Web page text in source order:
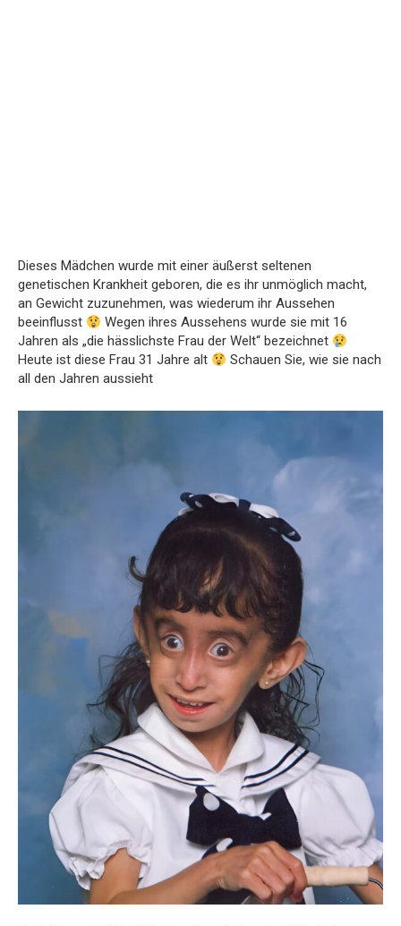
Dieses Mädchen wurde mit einer äußerst seltenen
genetischen Krankheit geboren, die es ihr unmöglich macht,
an Gewicht zuzunehmen, was wiederum ihr Aussehen
beeinflusst
Wegen ihres Aussehens wurde sie mit 16
Jahren als „die hässlichste Frau der Welt“ bezeichnet
Heute ist diese Frau 31 Jahre alt
Schauen Sie, wie sie nach
all den Jahren aussieht